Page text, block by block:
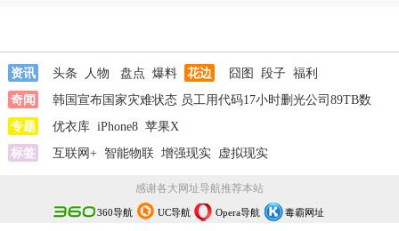
资讯 头条 人物 盘点 爆料 花边 囧图 段子 福利
奇闻
韩国宣布国家灾难状态 员工用代码17小时删光公司89TB数
据 急诊医生漏诊致患儿死亡获刑1年
考 泰航拒绝20多名中国乘客登机 韩国宣布国家灾难状态
称被第二名花钱劝弃考 泰航拒绝20多名中国乘客登机 两名女店员被炸
专题 优衣库 iPhone8 苹果X
标签
互联网+ 智能物联 增强现实 虚拟现实
感谢各大网址导航推荐本站
360导航 UC导航 Opera导航 毒霸网址